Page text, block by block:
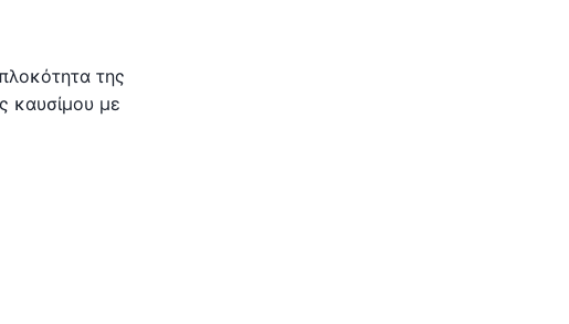
της
καυσίμου με